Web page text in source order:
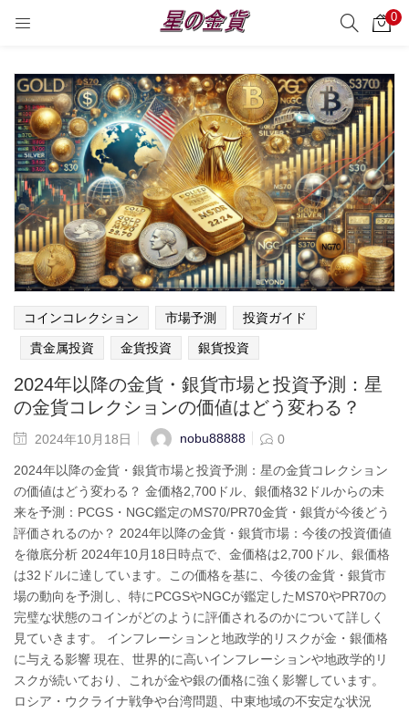
0
サーチ
コインコレクション 市場予測 投資ガイド
貴金属投資 金貨投資 銀貨投資
2024年以降の金貨・銀貨市場と投資予測：星
の金貨コレクションの価値はどう変わる？
2024年10月18日 nobu88888 0
2024年以降の金貨・銀貨市場と投資予測：星の金貨コレクション
の価値はどう変わる？ 金価格2,700ドル、銀価格32ドルからの未
来を予測：PCGS・NGC鑑定のMS70/PR70金貨・銀貨が今後どう
評価されるのか？ 2024年以降の金貨・銀貨市場：今後の投資価値
を徹底分析 2024年10月18日時点で、金価格は2,700ドル、銀価格
は32ドルに達しています。この価格を基に、今後の金貨・銀貨市
場の動向を予測し、特にPCGSやNGCが鑑定したMS70やPR70の
完璧な状態のコインがどのように評価されるのかについて詳しく
見ていきます。 インフレーションと地政学的リスクが金・銀価格
に与える影響 現在、世界的に高いインフレーションや地政学的リ
スクが続いており、これが金や銀の価格に強く影響しています。
ロシア・ウクライナ戦争や台湾問題、中東地域の不安定な状況
Enter your username and password to login.
Remember me
Login